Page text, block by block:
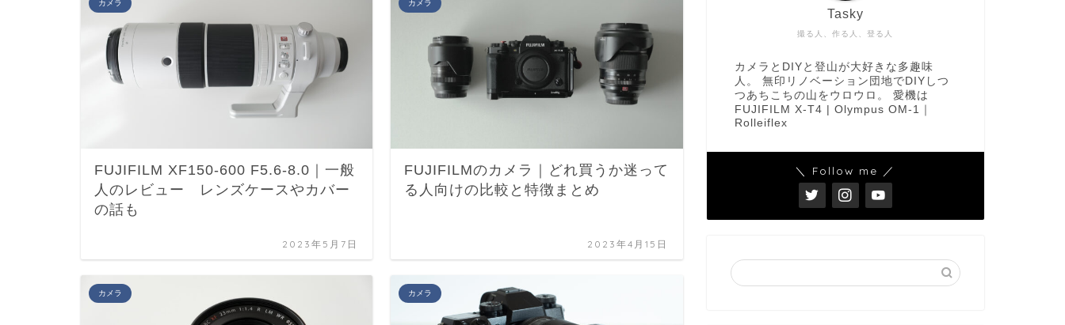
カメラ
FUJIFILM XF150-600 F5.6-8.0｜一般
人のレビュー レンズケースやカバー
の話も
2023年5月7日
カメラ
FUJIFILMのカメラ｜どれ買うか迷って
る人向けの比較と特徴まとめ
2023年4月15日
カメラ カメラ
撮る人、作る人、登る人
Tasky
カメラとDIYと登山が大好きな多趣味
人。 無印リノベーション団地でDIYしつ
つあちこちの山をウロウロ。 愛機は
FUJIFILM X-T4 | Olympus OM-1｜
Rolleiflex
＼ Follow me ／